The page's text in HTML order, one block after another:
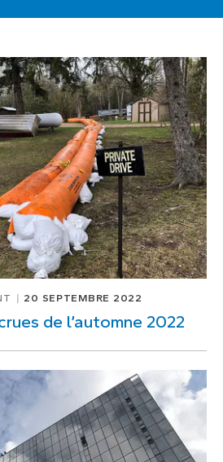
20 SEPTEMBRE 2022
de l’automne 2022